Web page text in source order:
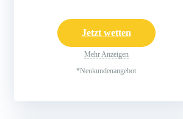
Jetzt wetten
Mehr Anzeigen
*Neukundenangebot